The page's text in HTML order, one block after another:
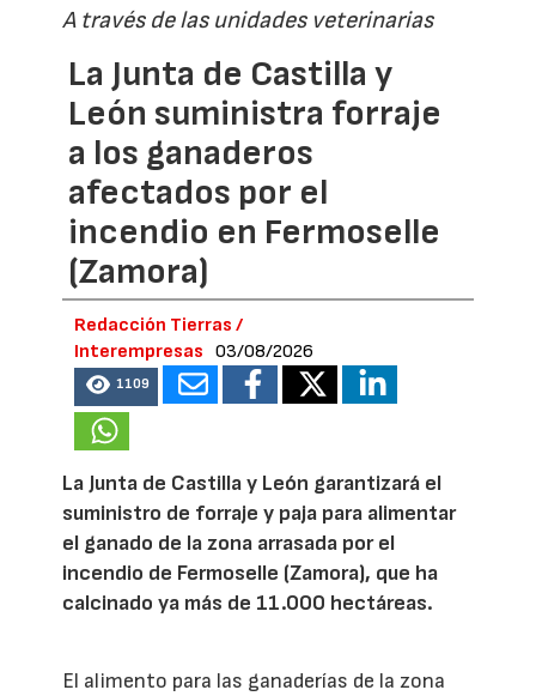
A través de las unidades veterinarias
La Junta de Castilla y
León suministra forraje
a los ganaderos
afectados por el
incendio en Fermoselle
(Zamora)
Redacción Tierras /
Interempresas
03/08/2026
1109
La Junta de Castilla y León garantizará el
suministro de forraje y paja para alimentar
el ganado de la zona arrasada por el
incendio de Fermoselle (Zamora), que ha
calcinado ya más de 11.000 hectáreas.
El alimento para las ganaderías de la zona